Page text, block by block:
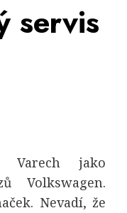
servis
Varech jako
Volkswagen.
Nevadí, že